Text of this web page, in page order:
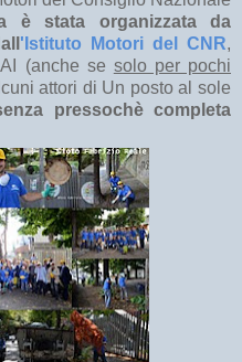
è stata organizzata da
'Istituto Motori del CNR,
(anche se solo per pochi
attori di Un posto al sole
pressochè completa